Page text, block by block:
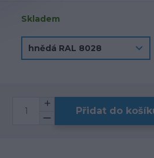
Skladem
Přidat do